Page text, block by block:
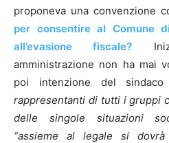
proponeva una convenzione
per consentire al Comune
all’evasione fiscale?
amministrazione non ha mai
poi intenzione del sindaco
rappresentanti di tutti i gruppi
delle singole situazioni
“assieme al legale si dovrà